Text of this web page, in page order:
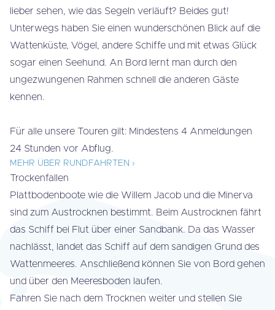
lieber sehen, wie das Segeln verläuft? Beides gut!
Unterwegs haben Sie einen wunderschönen Blick auf die
Wattenküste, Vögel, andere Schiffe und mit etwas Glück
sogar einen Seehund. An Bord lernt man durch den
ungezwungenen Rahmen schnell die anderen Gäste
kennen.
Für alle unsere Touren gilt: Mindestens 4 Anmeldungen
24 Stunden vor Abflug.
MEHR ÜBER RUNDFAHRTEN ›
Trockenfallen
Plattbodenboote wie die Willem Jacob und die Minerva
sind zum Austrocknen bestimmt. Beim Austrocknen fährt
das Schiff bei Flut über einer Sandbank. Da das Wasser
nachlässt, landet das Schiff auf dem sandigen Grund des
Wattenmeeres. Anschließend können Sie von Bord gehen
und über den Meeresboden laufen.
Fahren Sie nach dem Trocknen weiter und stellen Sie